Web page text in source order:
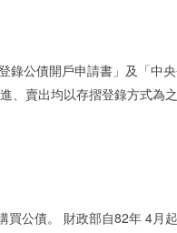
公債開戶申請書」及「中央
、賣出均以存摺登錄方式為之
買公債。 財政部自82年 4月